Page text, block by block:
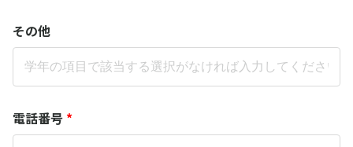
その他
電話番号 *